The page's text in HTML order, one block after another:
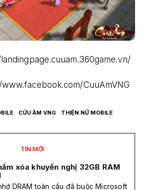
CuuAmVNG
CỬU ÂM VNG THIỆN NỮ MOBILE
TIN MỚI
xóa khuyến nghị 32GB RAM
DRAM toàn cầu đã buộc Microsoft